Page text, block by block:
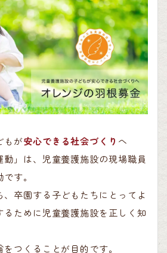
もが安心できる社会づくり へ
動」は、児童養護施設の現場職員
す。
、卒園する子どもたちにとってよ
るために児童養護施設を正しく知
つくることが目的です。